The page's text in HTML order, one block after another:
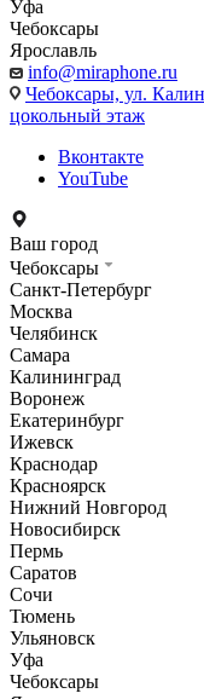
Уфа
Чебоксары
Ярославль
info@miraphone.ru
Чебоксары, ул.
цокольный этаж
Вконтакте
YouTube
Ваш город
Чебоксары
Санкт-Петербург
Москва
Челябинск
Самара
Калининград
Воронеж
Екатеринбург
Ижевск
Краснодар
Красноярск
Нижний Новгород
Новосибирск
Пермь
Саратов
Сочи
Тюмень
Ульяновск
Уфа
Чебоксары